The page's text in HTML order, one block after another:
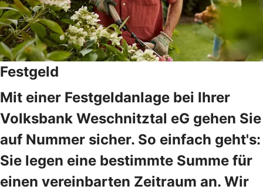
Festgeld
Mit einer Festgeldanlage bei Ihrer
Volksbank Weschnitztal eG gehen Sie
auf Nummer sicher. So einfach geht's:
Sie legen eine bestimmte Summe für
einen vereinbarten Zeitraum an. Wir